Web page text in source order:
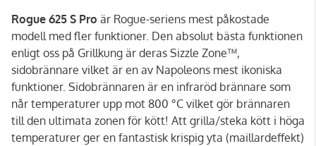
Rogue 625 S Pro är Rogue-seriens mest påkostade
modell med fler funktioner. Den absolut bästa funktionen
enligt oss på Grillkung är deras Sizzle Zone™,
sidobrännare vilket är en av Napoleons mest ikoniska
funktioner. Sidobrännaren är en infraröd brännare som
når temperaturer upp mot 800 °C vilket gör brännaren
till den ultimata zonen för kött! Att grilla/steka kött i höga
temperaturer ger en fantastisk krispig yta (maillardeffekt)